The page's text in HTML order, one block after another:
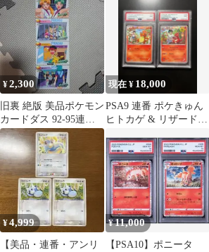
¥2,300
旧裏 絶版 美品ポケモン
カードダス 92-95連番 4
枚セット
現在 ¥ 18,000
PSA9 連番 ポケきゅん
ヒトカゲ & リザード
¥4,999
【美品・連番・アンリ
¥11,000
【PSA10】ポニータ